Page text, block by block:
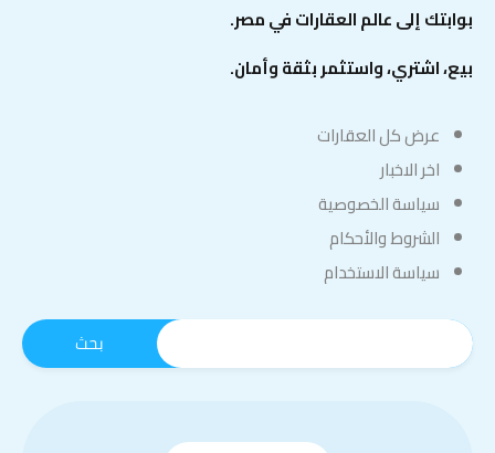
بوابتك إلى عالم العقارات في مصر.
بيع، اشتري، واستثمر بثقة وأمان.
عرض كل العقارات
اخر الاخبار
سياسة الخصوصية
الشروط والأحكام
سياسة الاستخدام